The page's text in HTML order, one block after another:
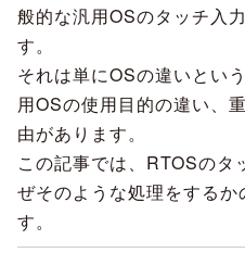
般的な汎用OSのタッチ入
す。
それは単にOSの違いとい
用OSの使用目的の違い、
由があります。
この記事では、RTOSのタ
ぜそのような処理をするか
す。